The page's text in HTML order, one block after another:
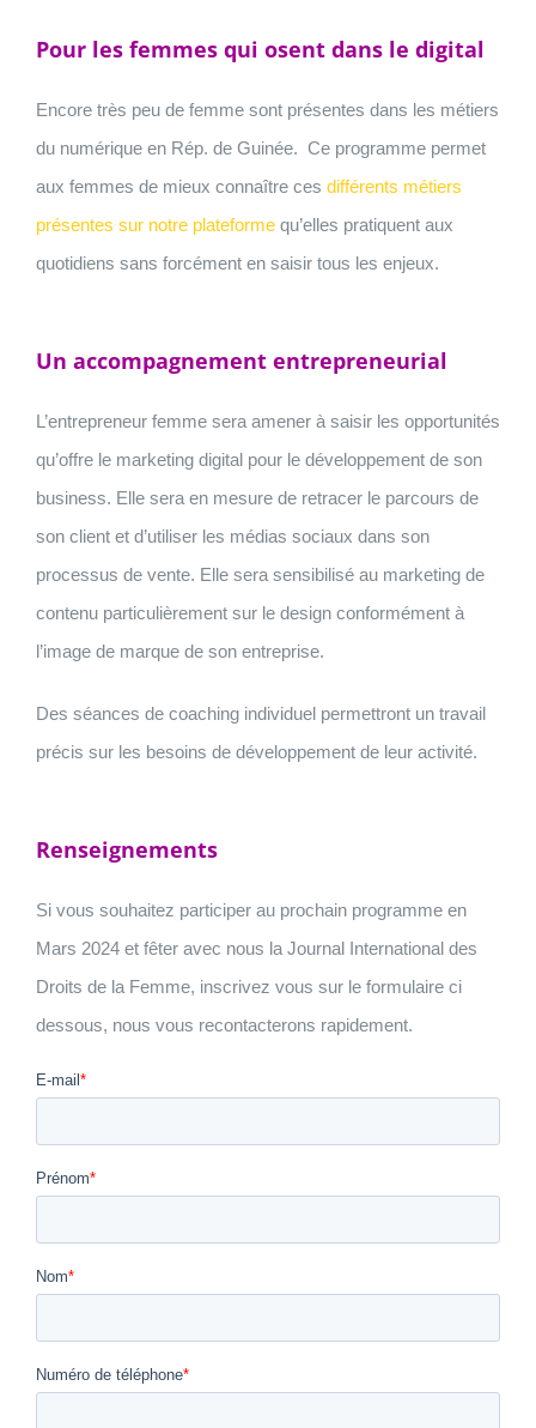
Pour les femmes qui osent dans le digital
Encore très peu de femme sont présentes dans les métiers
du numérique en Rép. de Guinée. Ce programme permet
aux femmes de mieux connaître ces différents métiers
présentes sur notre plateformequ’elles pratiquent aux
quotidiens sans forcément en saisir tous les enjeux.
Un accompagnement entrepreneurial
L’entrepreneur femme sera amener à saisir les opportunités
qu’offre le marketing digital pour le développement de son
business. Elle sera en mesure de retracer le parcours de
son client et d’utiliser les médias sociaux dans son
processus de vente. Elle sera sensibilisé au marketing de
contenu particulièrement sur le design conformément à
l’image de marque de son entreprise.
Des séances de coaching individuel permettront un travail
précis sur les besoins de développement de leur activité.
Renseignements
Si vous souhaitez participer au prochain programme en
Mars 2024 et fêter avec nous la Journal International des
Droits de la Femme, inscrivez vous sur le formulaire ci
dessous, nous vous recontacterons rapidement.